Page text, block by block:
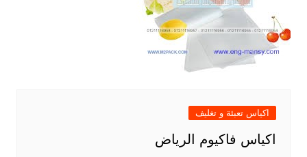
اكياس تعبئة و تغليف
اكياس فاكيوم الرياض